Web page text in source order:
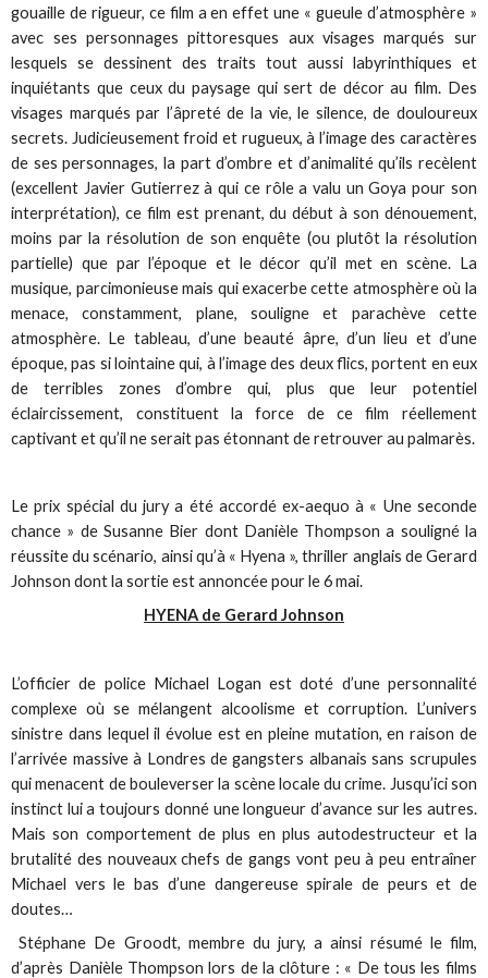
gouaille de rigueur, ce film a en effet une « gueule d’atmosphère »
avec ses personnages pittoresques aux visages marqués sur
lesquels se dessinent des traits tout aussi labyrinthiques et
inquiétants que ceux du paysage qui sert de décor au film. Des
visages marqués par l’âpreté de la vie, le silence, de douloureux
secrets. Judicieusement froid et rugueux, à l’image des caractères
de ses personnages, la part d’ombre et d’animalité qu’ils recèlent
(excellent Javier Gutierrez à qui ce rôle a valu un Goya pour son
interprétation), ce film est prenant, du début à son dénouement,
moins par la résolution de son enquête (ou plutôt la résolution
partielle) que par l’époque et le décor qu’il met en scène. La
musique, parcimonieuse mais qui exacerbe cette atmosphère où la
menace, constamment, plane, souligne et parachève cette
atmosphère. Le tableau, d’une beauté âpre, d’un lieu et d’une
époque, pas si lointaine qui, à l’image des deux flics, portent en eux
de terribles zones d’ombre qui, plus que leur potentiel
éclaircissement, constituent la force de ce film réellement
captivant et qu’il ne serait pas étonnant de retrouver au palmarès.
Le prix spécial du jury a été accordé ex-aequo à « Une seconde
chance » de Susanne Bier dont Danièle Thompson a souligné la
réussite du scénario, ainsi qu’à « Hyena », thriller anglais de Gerard
Johnson dont la sortie est annoncée pour le 6 mai.
HYENA de Gerard Johnson
L’officier de police Michael Logan est doté d’une personnalité
complexe où se mélangent alcoolisme et corruption. L’univers
sinistre dans lequel il évolue est en pleine mutation, en raison de
l’arrivée massive à Londres de gangsters albanais sans scrupules
qui menacent de bouleverser la scène locale du crime. Jusqu’ici son
instinct lui a toujours donné une longueur d’avance sur les autres.
Mais son comportement de plus en plus autodestructeur et la
brutalité des nouveaux chefs de gangs vont peu à peu entraîner
Michael vers le bas d’une dangereuse spirale de peurs et de
doutes…
Stéphane De Groodt, membre du jury, a ainsi résumé le film,
d’après Danièle Thompson lors de la clôture : « De tous les films